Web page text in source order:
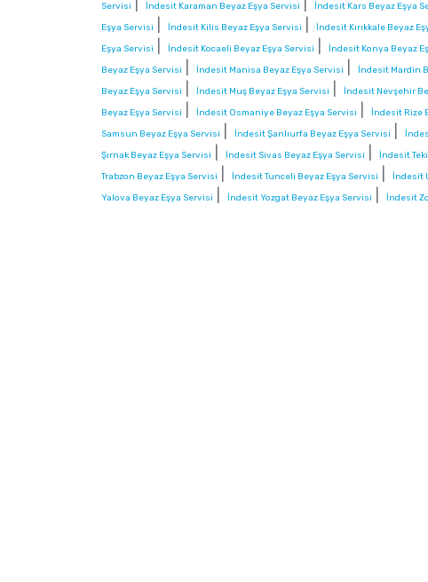
Servisi
İndesit Karaman Beyaz Eşya Servisi İndesit Kars Beyaz Eşya
Eşya Servisi
İndesit Kilis Beyaz Eşya Servisi İndesit Kırıkkale Beyaz
Eşya Servisi
İndesit Kocaeli Beyaz Eşya Servisi İndesit Konya Beyaz
Beyaz Eşya Servisi
İndesit Manisa Beyaz Eşya Servisi İndesit Mardin
Beyaz Eşya Servisi
İndesit Muş Beyaz Eşya Servisi İndesit Nevşehir
Beyaz Eşya Servisi
İndesit Osmaniye Beyaz Eşya Servisi İndesit Rize
Samsun Beyaz Eşya Servisi
İndesit Şanlıurfa Beyaz Eşya Servisi
Şırnak Beyaz Eşya Servisi
İndesit Sivas Beyaz Eşya Servisi İndesit
Trabzon Beyaz Eşya Servisi
İndesit Tunceli Beyaz Eşya Servisi İndesit
Yalova Beyaz Eşya Servisi
İndesit Yozgat Beyaz Eşya Servisi İndesit